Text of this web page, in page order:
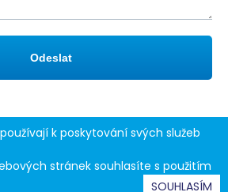
| Code byTISS Optic | Design byvuzet
k poskytování svých služeb
stránek souhlasíte s použitím
SOUHLASÍM